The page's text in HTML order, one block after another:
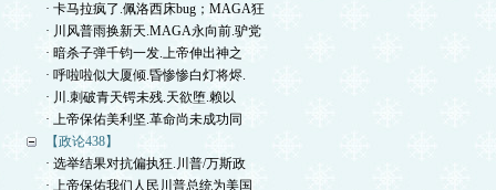
· 卡马拉疯了.佩洛西床bug；MAGA狂
· 川风普雨换新天.MAGA永向前.驴党
· 暗杀子弹千钧一发.上帝伸出神之
· 呼啦啦似大厦倾.昏惨惨白灯将烬.
· 川.刺破青天锷未残.天欲堕.赖以
· 上帝保佑美利坚.革命尚未成功同
【政论438】
· 选举结果对抗偏执狂.川普/万斯政
· 上帝保佑我们人民川普总统为美国